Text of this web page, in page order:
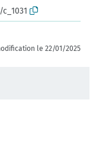
le 22/01/2025